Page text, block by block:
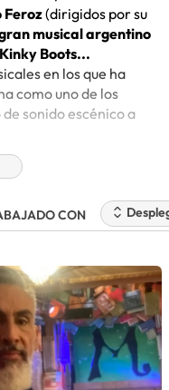
Feroz(dirigidos por su
musical argentino
Kinky Boots...
en los que ha
como uno de los
sonido escénico a
CON